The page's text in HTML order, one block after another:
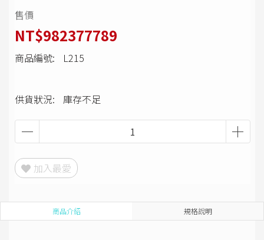
售價
NT$982377789
商品編號: L215
供貨狀況: 庫存不足
加入最愛
商品介紹 規格說明